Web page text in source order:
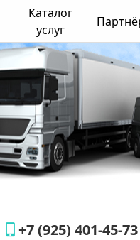
Каталог
услуг
+7 (925) 401-45-73